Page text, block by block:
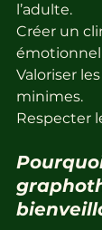
l’adulte.
Créer un
Valoriser
minimes.
Respecter